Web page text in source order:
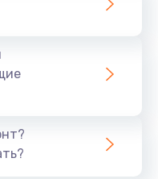
данных